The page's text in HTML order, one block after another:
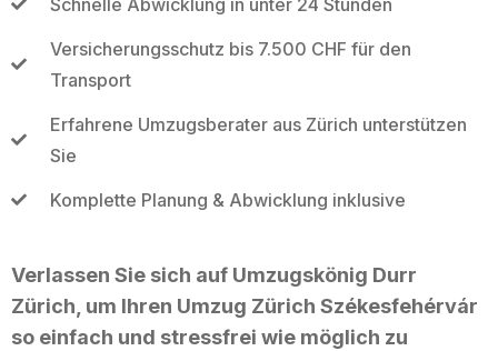
Versicherungsschutz bis 7.500 CHF für den
Transport
Erfahrene Umzugsberater aus Zürich unterstützen
Sie
Komplette Planung & Abwicklung inklusive
Verlassen Sie sich auf Umzugskönig Durr
Zürich, um Ihren Umzug Zürich Székesfehérvár
so einfach und stressfrei wie möglich zu